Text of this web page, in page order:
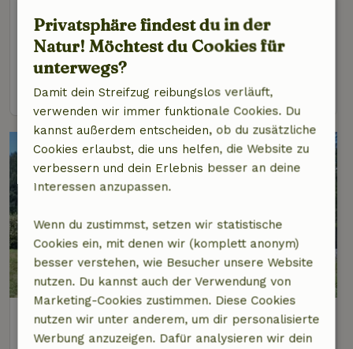
Naturhäuschen in Vråliosen
Süd-Norwegen, Norwegen
3 Schlafzimmer
Ansehen
Naturhäuschen in Treungen
Süd-Norwegen, Norwegen
Privatsphäre findest du in der
Natur! Möchtest du Cookies für
unterwegs?
Damit dein Streifzug reibungslos verläuft,
verwenden wir immer funktionale Cookies. Du
kannst außerdem entscheiden, ob du zusätzliche
Cookies erlaubst, die uns helfen, die Website zu
verbessern und dein Erlebnis besser an deine
Interessen anzupassen.
Wenn du zustimmst, setzen wir statistische
Cookies ein, mit denen wir (komplett anonym)
besser verstehen, wie Besucher unsere Website
nutzen. Du kannst auch der Verwendung von
Marketing-Cookies zustimmen. Diese Cookies
nutzen wir unter anderem, um dir personalisierte
Werbung anzuzeigen. Dafür analysieren wir dein